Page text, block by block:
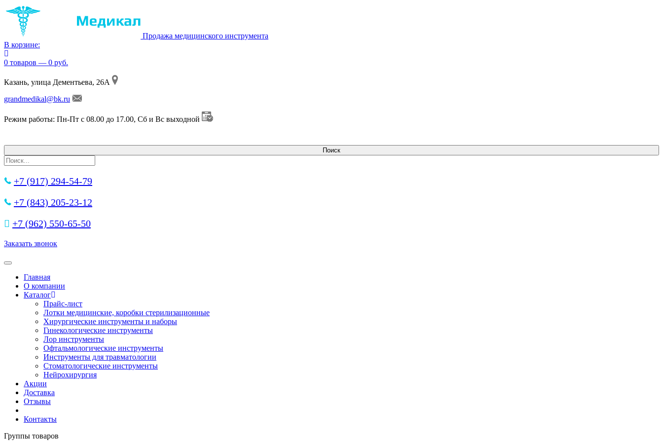
Продажа медицинского инструмента
В корзине:
0 товаров — 0 руб.
Казань, улица Дементьева, 26А
grandmedikal@bk.ru
Режим работы: Пн-Пт с 08.00 до 17.00, Сб и Вс выходной
+7 (917) 294-54-79
+7 (843) 205-23-12
+7 (962) 550‑65‑50‬
Заказать звонок
Toggle navigation
Главная
О компании
Каталог
Прайс-лист
Лотки медицинские, коробки стерилизационные
Хирургические инструменты и наборы
Гинекологические инструменты
Лор инструменты
Офтальмологические инструменты
Инструменты для травматологии
Стоматологические инструменты
Нейрохирургия
Акции
Доставка
Отзывы
Контакты
Группы товаров